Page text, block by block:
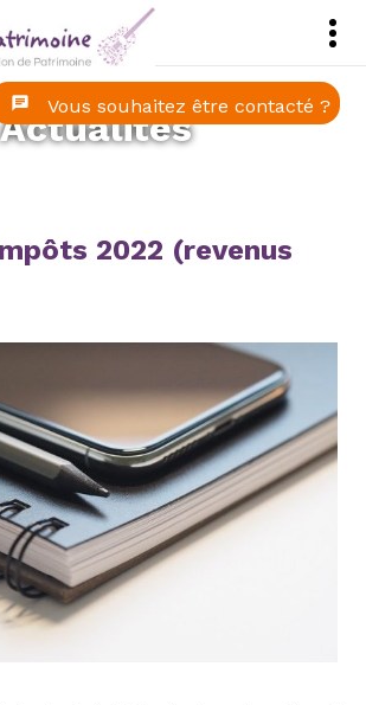
cookies
Actualités
2022 (revenus
Vous souhaitez être contacté ?